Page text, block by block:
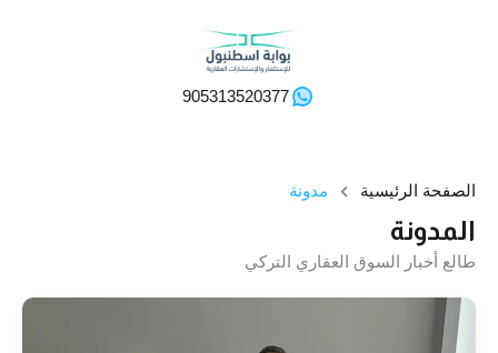
905313520377
الصفحة الرئيسية مدونة
المدونة
طالع أخبار السوق العقاري التركي